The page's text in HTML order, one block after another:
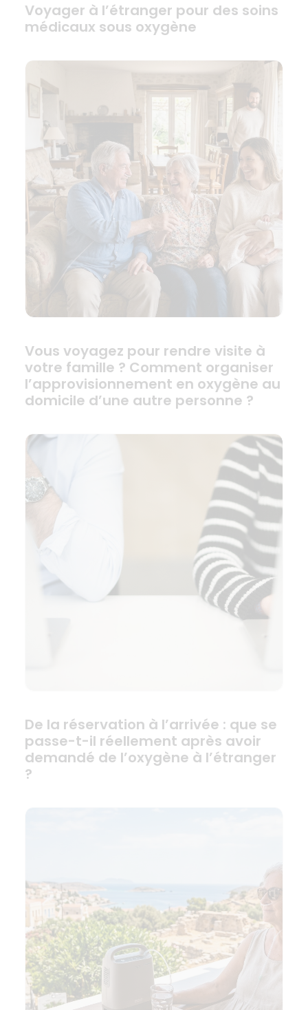
Voyager à l’étranger pour des soins
médicaux sous oxygène
Vous voyagez pour rendre visite à
votre famille ? Comment organiser
l’approvisionnement en oxygène au
domicile d’une autre personne ?
De la réservation à l’arrivée : que se
passe-t-il réellement après avoir
demandé de l’oxygène à l’étranger
?